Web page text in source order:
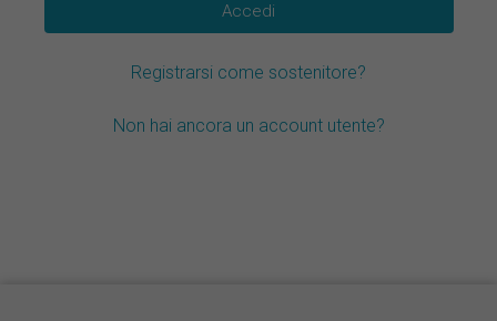
Registrarsi come sostenitore?
Non hai ancora un account utente?
Français